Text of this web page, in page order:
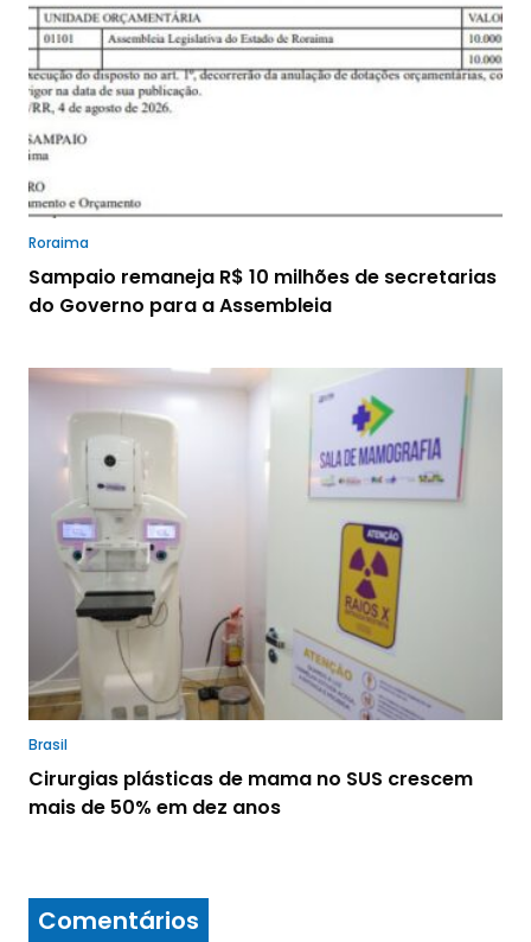
Roraima
Sampaio remaneja R$ 10 milhões de secretarias
do Governo para a Assembleia
Brasil
Cirurgias plásticas de mama no SUS crescem
mais de 50% em dez anos
Comentários